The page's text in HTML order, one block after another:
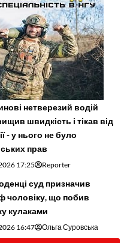
нетверезий водій
швидкість і тікав від
- у нього не було
прав
17:25 Reporter
суд призначив
чоловіку, що побив
кулаками
16:47 Ольга Суровська